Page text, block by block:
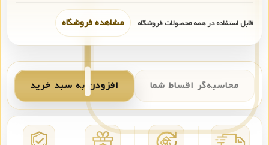
قابل استفاده در همه محصولات فروشگاه مشاهده فروشگاه
محاسبه‌گر اقساط شما افزودن به سبد خرید